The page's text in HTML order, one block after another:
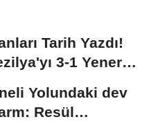
Tarih Yazdı!
3-1 Yenerek
Yolundaki dev
Resül